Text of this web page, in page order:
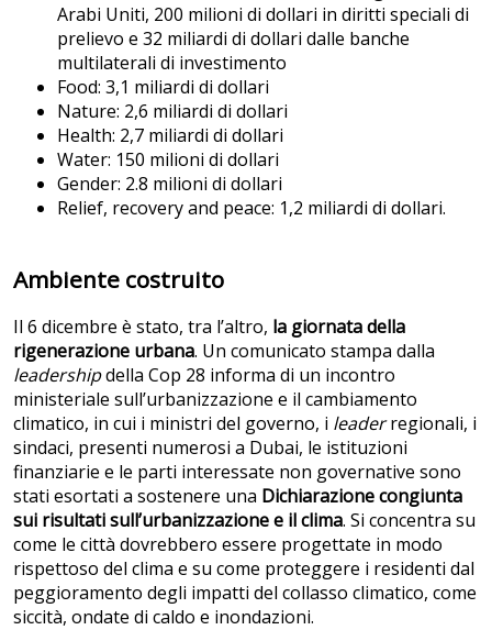
Arabi Uniti, 200 milioni di dollari in diritti speciali di
prelievo e 32 miliardi di dollari dalle banche
multilaterali di investimento
Food: 3,1 miliardi di dollari
Nature: 2,6 miliardi di dollari
Health: 2,7 miliardi di dollari
Water: 150 milioni di dollari
Gender: 2.8 milioni di dollari
Relief, recovery and peace: 1,2 miliardi di dollari.
Ambiente costruito
Il 6 dicembre è stato, tra l’altro, la giornata della
rigenerazione urbana. Un comunicato stampa dalla
leadershipdella Cop 28 informa di un incontro
ministeriale sull’urbanizzazione e il cambiamento
climatico, in cui i ministri del governo, i leaderregionali, i
sindaci, presenti numerosi a Dubai, le istituzioni
finanziarie e le parti interessate non governative sono
stati esortati a sostenere una Dichiarazione congiunta
sui risultati sull’urbanizzazione e il clima. Si concentra su
come le città dovrebbero essere progettate in modo
rispettoso del clima e su come proteggere i residenti dal
peggioramento degli impatti del collasso climatico, come
siccità, ondate di caldo e inondazioni.